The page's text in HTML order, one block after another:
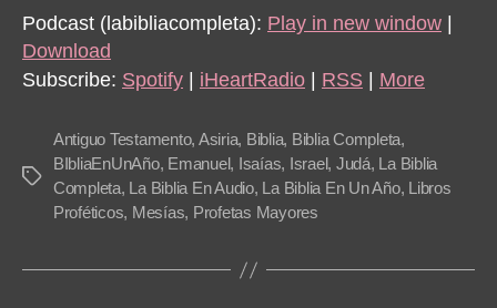
d
i
o
a
y
Podcast (labibliacompleta): Play in new window
Download
Subscribe: Spotify iHeartRadio RSS More
Tags
Antiguo Testamento, Asiria, Biblia, Biblia Completa,
BIbliaEnUnAño, Emanuel, Isaías, Israel, Judá, La Biblia
Completa, La Biblia En Audio, La Biblia En Un Año, Libros
Proféticos, Mesías, Profetas Mayores